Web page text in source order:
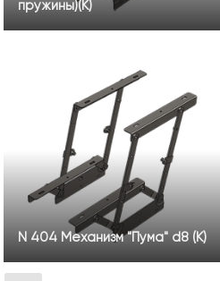
пружины)(К)
N 404 Механизм "Пума" d8 (К)